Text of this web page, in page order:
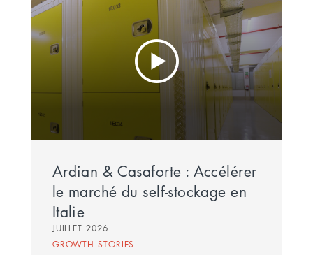
Ardian & Casaforte : Accélérer
le marché du self-stockage en
Italie
JUILLET 2026
GROWTH STORIES